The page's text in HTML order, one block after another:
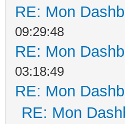
RE: Mon
09:29:48
RE: Mon
03:18:49
RE: Mon
RE: Mon